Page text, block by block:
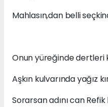
Mahlasın,dan belli
Onun yüreğinde dertleri
Aşkın kulvarında yağız
Sorarsan adını can